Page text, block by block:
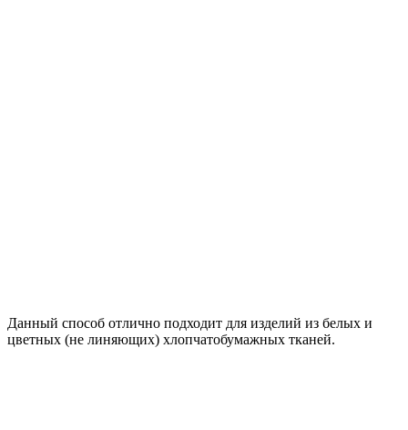
Данный способ отлично подходит для изделий из белых и
цветных (не линяющих) хлопчатобумажных тканей.